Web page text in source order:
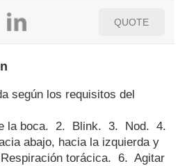
QUOTE
según los requisitos del
la boca. 2. Blink. 3. Nod. 4.
abajo, hacia la izquierda y
torácica. 6. Agitar